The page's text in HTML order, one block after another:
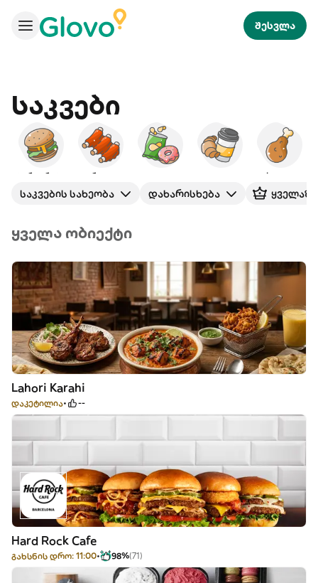
შესვლა
Საკვები
ბურგერები ამერიკული ქათამი
საკვების სახეობა დახარისხება
ყველა ობიექტი
Lahori Karahi
დაკეტილია --
Hard Rock Cafe
გახსნის დრო: 11:00 98%(71)